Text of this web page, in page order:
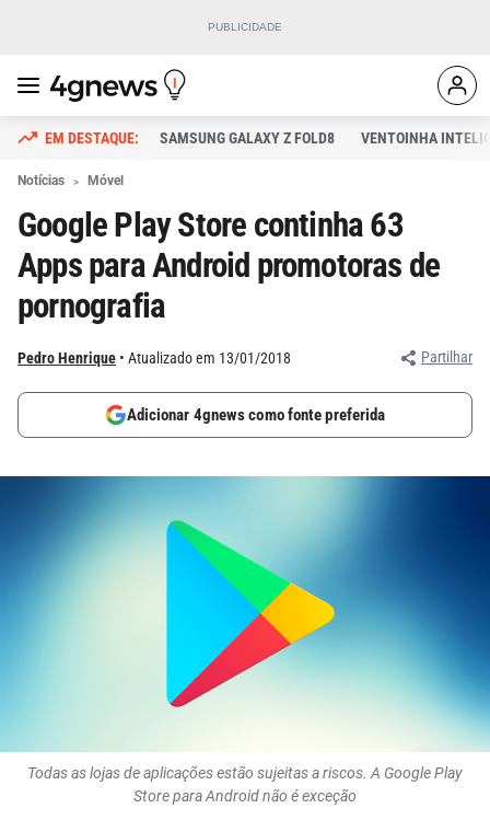
SAMSUNG GALAXY Z FOLD8 VENTOINHA
Notícias Móvel
Google Play Store continha 63
Apps para Android promotoras de
pornografia
Pedro Henrique Atualizado em 13/01/2018 Partilhar
Adicionar 4gnews como fonte preferida
Todas as lojas de aplicações estão sujeitas a riscos. A Google Play
Store para Android não é exceção